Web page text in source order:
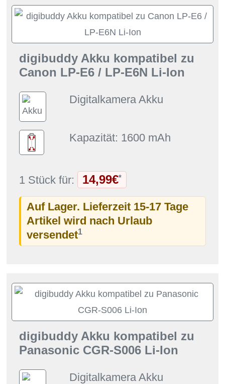
digibuddy Akku kompatibel zu
Canon LP-E6 / LP-E6N Li-Ion
Digitalkamera Akku
Kapazität: 1600 mAh
1 Stück für: 14,99€*
Auf Lager. Lieferzeit 15-17 Tage
Artikel wird nach Urlaub
versendet1
digibuddy Akku kompatibel zu
Panasonic CGR-S006 Li-Ion
Digitalkamera Akku